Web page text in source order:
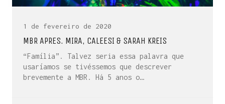
1 de fevereiro de 2020
MBR APRES. MIRA, CALEESI & SARAH KREIS
“Família”. Talvez seria essa palavra que
usaríamos se tivéssemos que descrever
brevemente a MBR. Há 5 anos o…